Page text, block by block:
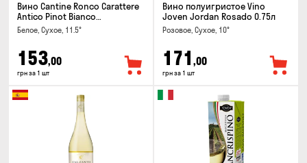
Вино Cantine Ronco Carattere
Antico Pinot Bianco
Chardonnay Rubicone IGT 1л
Белое, Сухое, 11.5°
153,00
грн за 1 шт
Вино полуигристое Vino
Joven Jordan Rosado 0.75л
Розовое, Сухое, 10°
171 ,00
грн за 1 шт